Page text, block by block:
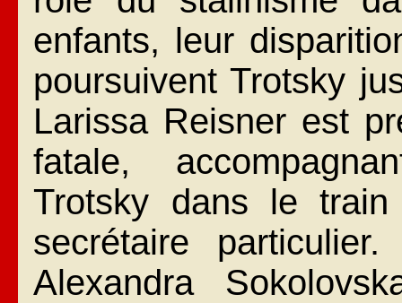
enfants, leur
poursuivent Trotsky
Larissa Reisner est
fatale,
Trotsky dans le
secrétaire
Alexandra